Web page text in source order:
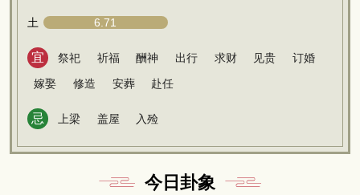
土 6.71
宜 祭祀 祈福 酬神 出行 求财 见贵
订婚
嫁娶
修造 安葬 赴任
忌 上梁 盖屋 入殓
今日卦象